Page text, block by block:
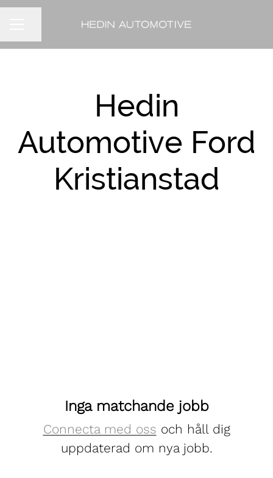
Hedin
Automotive Ford
Kristianstad
Inga matchande jobb
Connecta med oss och håll dig
uppdaterad om nya jobb.